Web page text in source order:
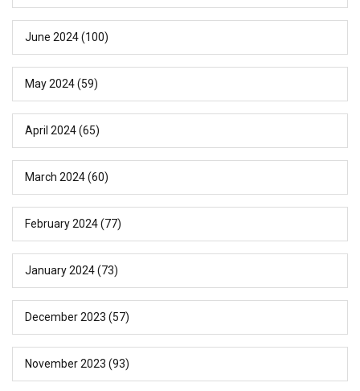
June 2024(100)
May 2024(59)
April 2024(65)
March 2024(60)
February 2024(77)
January 2024(73)
December 2023 (57)
November 2023 (93)